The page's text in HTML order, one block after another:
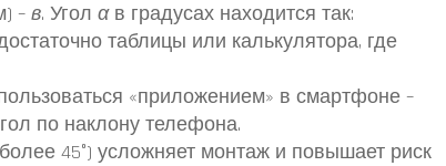
– в. Угол αв градусах находится так:
таблицы или калькулятора, где
«приложением» в смартфоне –
по наклону телефона.
45°) усложняет монтаж и повышает риск